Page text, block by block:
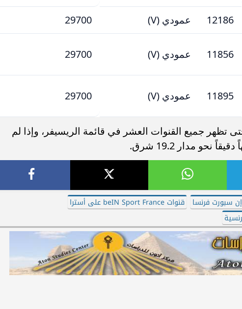
12186 عمودي (V) 29700
11856 عمودي (V) 29700
11895 عمودي (V) 29700
تظهر جميع القنوات العشر في قائمة الريسيفر، وإذا لم
مدار 19.2 شرق.
سبورت فرنسا
قنوات beIN Sport France على أسترا